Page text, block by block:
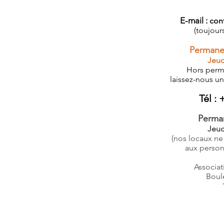
E-mail :
Hors
laissez-nous
Tél :
(nos locaux
aux